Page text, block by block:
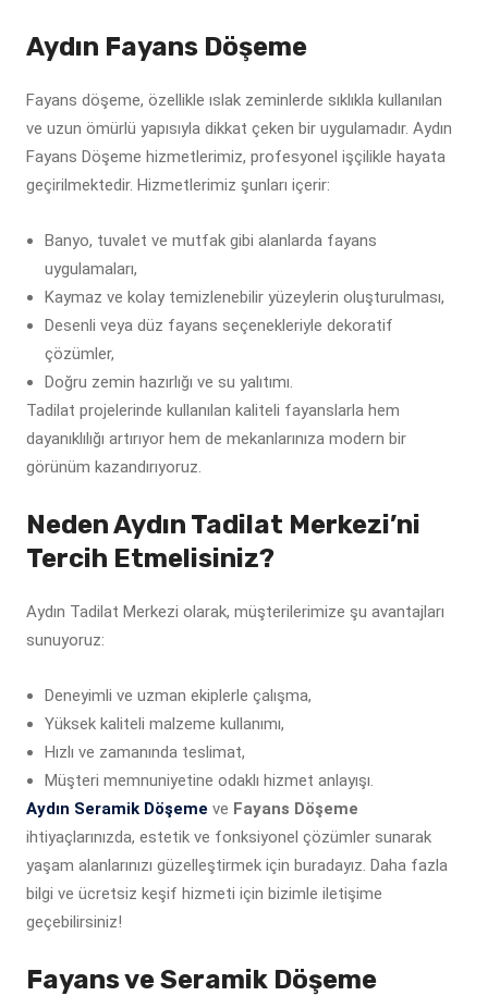
Aydın Fayans Döşeme
Fayans döşeme, özellikle ıslak zeminlerde sıklıkla kullanılan
ve uzun ömürlü yapısıyla dikkat çeken bir uygulamadır. Aydın
Fayans Döşeme hizmetlerimiz, profesyonel işçilikle hayata
geçirilmektedir. Hizmetlerimiz şunları içerir:
Banyo, tuvalet ve mutfak gibi alanlarda fayans
uygulamaları,
Kaymaz ve kolay temizlenebilir yüzeylerin oluşturulması,
Desenli veya düz fayans seçenekleriyle dekoratif
çözümler,
Doğru zemin hazırlığı ve su yalıtımı.
Tadilat projelerinde kullanılan kaliteli fayanslarla hem
dayanıklılığı artırıyor hem de mekanlarınıza modern bir
görünüm kazandırıyoruz.
Neden Aydın Tadilat Merkezi’ni
Tercih Etmelisiniz?
Aydın Tadilat Merkezi olarak, müşterilerimize şu avantajları
sunuyoruz:
Deneyimli ve uzman ekiplerle çalışma,
Yüksek kaliteli malzeme kullanımı,
Hızlı ve zamanında teslimat,
Müşteri memnuniyetine odaklı hizmet anlayışı.
Aydın Seramik Döşeme ve Fayans Döşeme
ihtiyaçlarınızda, estetik ve fonksiyonel çözümler sunarak
yaşam alanlarınızı güzelleştirmek için buradayız. Daha fazla
bilgi ve ücretsiz keşif hizmeti için bizimle iletişime
geçebilirsiniz!
Fayans ve Seramik Döşeme